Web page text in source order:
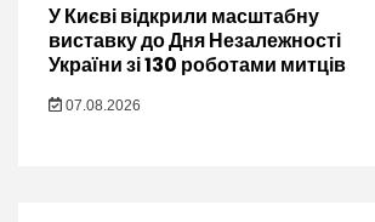
У Києві відкрили масштабну
виставку до Дня Незалежності
України зі 130 роботами митців
07.08.2026